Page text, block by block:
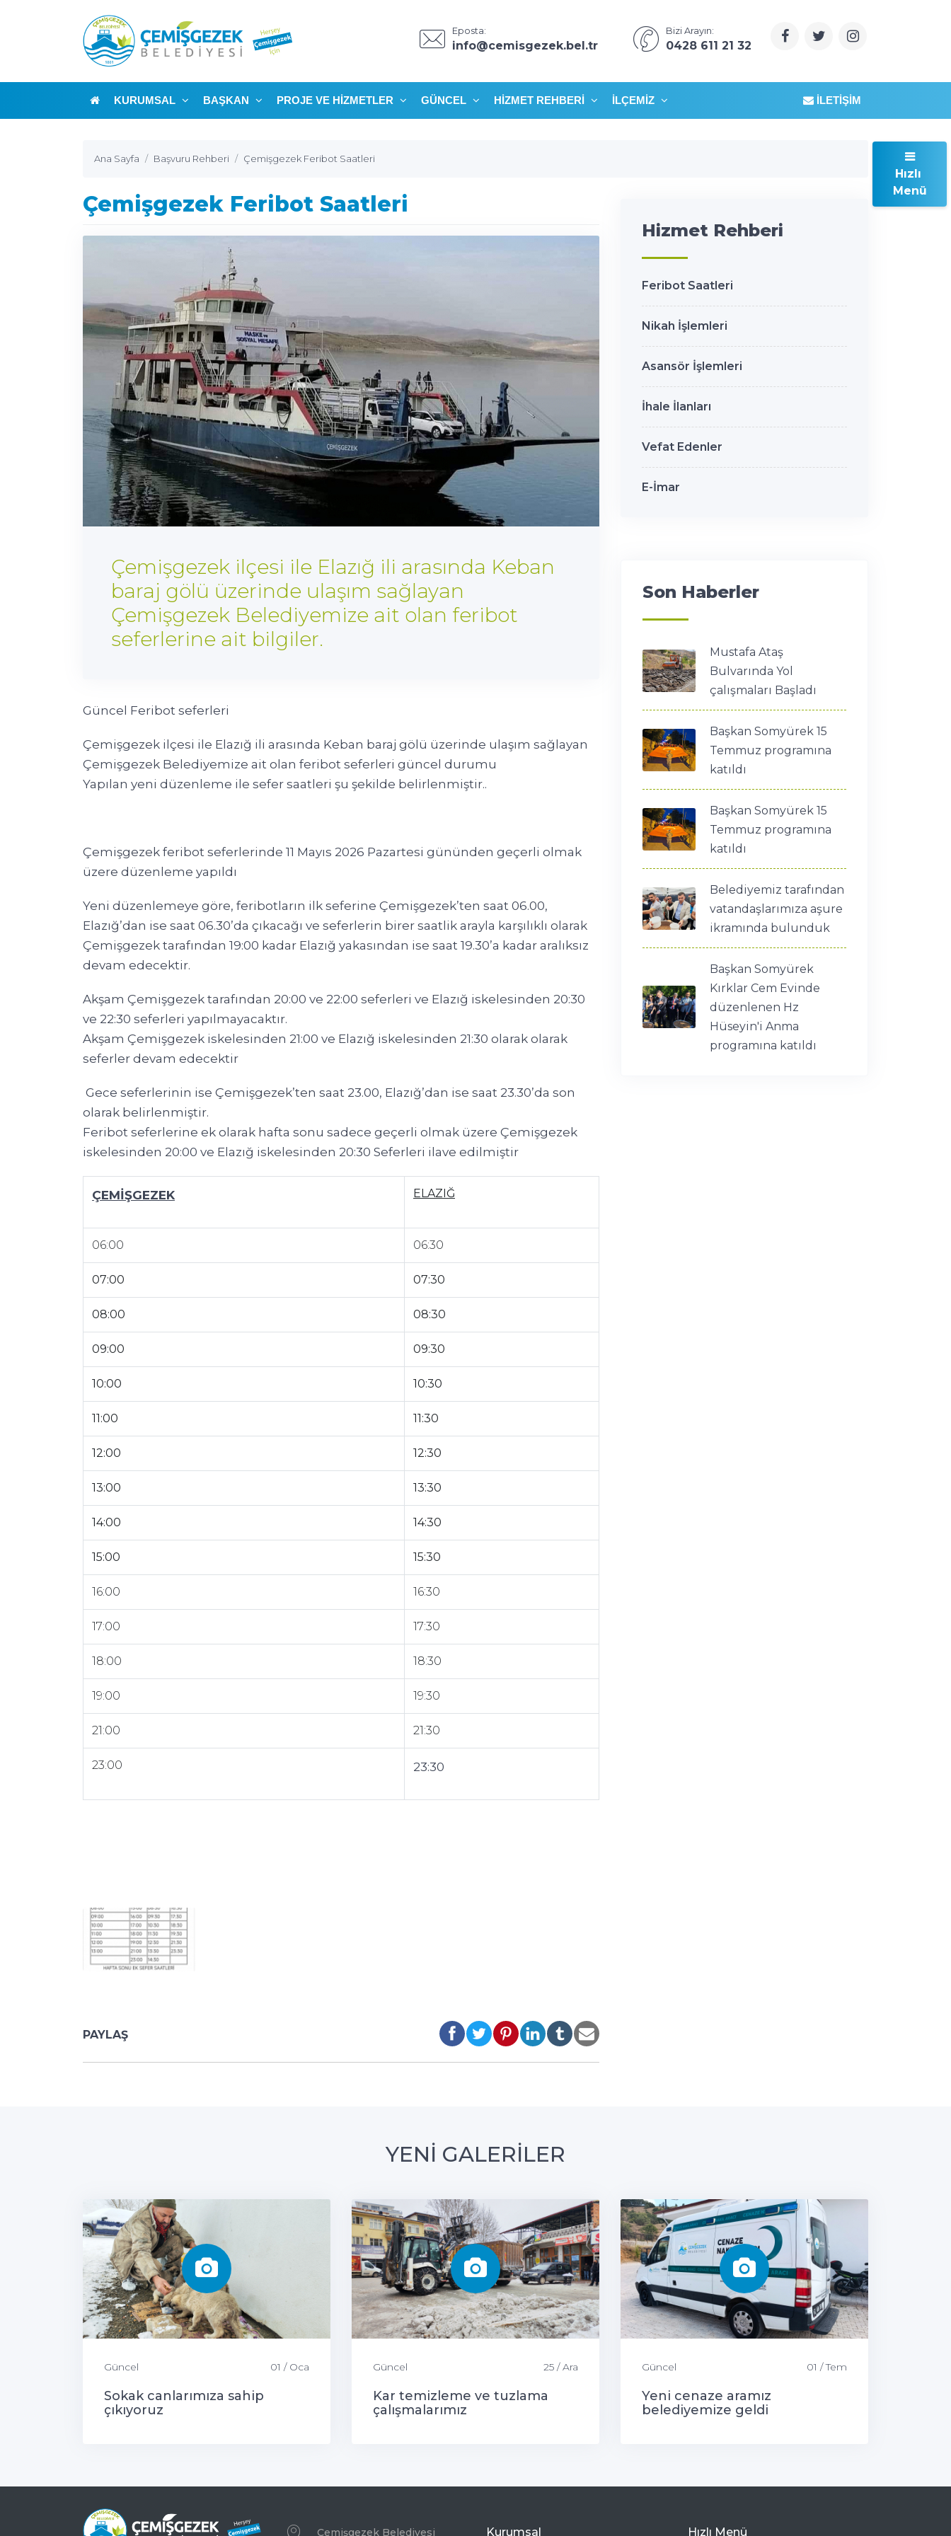
Eposta:
info@cemisgezek.bel.tr
Bizi Arayın:
0428 611 21 32
KURUMSAL BAŞKAN PROJE VE HIZMETLER GÜNCEL HIZMET REHBERI İLÇEMIZ İLETIŞIM
Ana Sayfa Başvuru Rehberi Çemişgezek Feribot Saatleri
Çemişgezek Feribot Saatleri
Çemişgezek ilçesi ile Elazığ ili arasında Keban
baraj gölü üzerinde ulaşım sağlayan
Çemişgezek Belediyemize ait olan feribot
seferlerine ait bilgiler.
Güncel Feribot seferleri
Çemişgezek ilçesi ile Elazığ ili arasında Keban baraj gölü üzerinde ulaşım sağlayan
Çemişgezek Belediyemize ait olan feribot seferleri güncel durumu
Yapılan yeni düzenleme ile sefer saatleri şu şekilde belirlenmiştir..
Çemişgezek feribot seferlerinde 11 Mayıs 2026 Pazartesi gününden geçerli olmak
üzere düzenleme yapıldı
Yeni düzenlemeye göre, feribotların ilk seferine Çemişgezek’ten saat 06.00,
Elazığ’dan ise saat 06.30’da çıkacağı ve seferlerin birer saatlik arayla karşılıklı olarak
Çemişgezek tarafından 19:00 kadar Elazığ yakasından ise saat 19.30’a kadar aralıksız
devam edecektir.
Akşam Çemişgezek tarafından 20:00 ve 22:00 seferleri ve Elazığ iskelesinden 20:30
ve 22:30 seferleri yapılmayacaktır.
Akşam Çemişgezek iskelesinden 21:00 ve Elazığ iskelesinden 21:30 olarak olarak
seferler devam edecektir
Gece seferlerinin ise Çemişgezek’ten saat 23.00, Elazığ’dan ise saat 23.30’da son
olarak belirlenmiştir.
Feribot seferlerine ek olarak hafta sonu sadece geçerli olmak üzere Çemişgezek
iskelesinden 20:00 ve Elazığ iskelesinden 20:30 Seferleri ilave edilmiştir
ÇEMİŞGEZEK ELAZIĞ
06:00 06:30
07:00 07:30
08:00 08:30
09:00 09:30
10:00 10:30
11:00 11:30
12:00 12:30
13:00 13:30
14:00 14:30
15:00 15:30
16:00 16:30
17:00 17:30
18:00 18:30
19:00 19:30
21:00 21:30
23:00 23:30
PAYLAŞ
Hizmet Rehberi
Feribot Saatleri
Nikah İşlemleri
Asansör İşlemleri
İhale İlanları
Vefat Edenler
E-İmar
Son Haberler
Mustafa Ataş
Bulvarında Yol
çalışmaları Başladı
Başkan Somyürek 15
Temmuz programına
katıldı
Başkan Somyürek 15
Temmuz programına
katıldı
Belediyemiz tarafından
vatandaşlarımıza aşure
ikramında bulunduk
Başkan Somyürek
Kırklar Cem Evinde
düzenlenen Hz
Hüseyin'i Anma
programına katıldı
YENİ GALERİLER
Güncel 01 / Oca
Sokak canlarımıza sahip
çıkıyoruz
Güncel 25 / Ara
Kar temizleme ve tuzlama
çalışmalarımız
Güncel 01 / Tem
Yeni cenaze aramız
belediyemize geldi
Çemişgezek Belediyesi Kurumsal Hızlı Menü
Hızlı
Menü